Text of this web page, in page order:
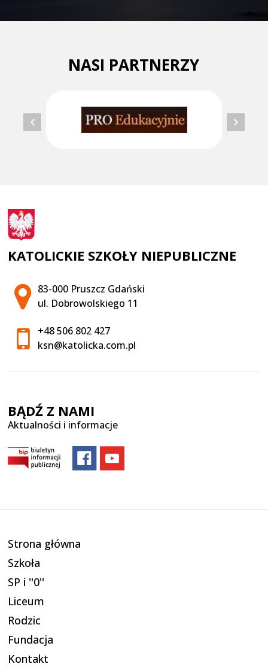
NASI PARTNERZY
KATOLICKIE SZKOŁY NIEPUBLICZNE
Adres pocztowy:
83-000 Pruszcz Gdański
ul. Dobrowolskiego 11
+48 506 802 427
ksn@katolicka.com.pl
BĄDŹ Z NAMI
Aktualności i informacje
Strona główna
Szkoła
SP i ''0''
Liceum
Rodzic
Fundacja
Kontakt